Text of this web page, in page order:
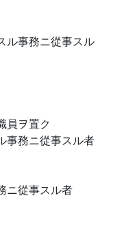
ル事務ニ從事スル
員ヲ置ク
事務ニ從事スル者
ニ從事スル者